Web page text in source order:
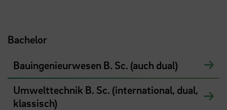
Bachelor
Bauingenieurwesen B. Sc. (auch dual)
Umwelttechnik B. Sc. (international, dual,
klassisch)